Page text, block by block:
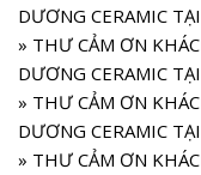
DƯƠNG CERAMIC
» THƯ CẢM ƠN
DƯƠNG CERAMIC
» THƯ CẢM ƠN
DƯƠNG CERAMIC
» THƯ CẢM ƠN